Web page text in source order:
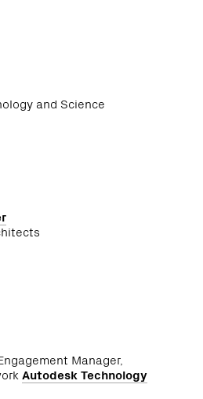
and Science
Manager,
Autodesk Technology